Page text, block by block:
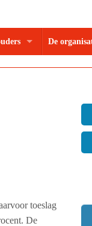
De
toeslag
De